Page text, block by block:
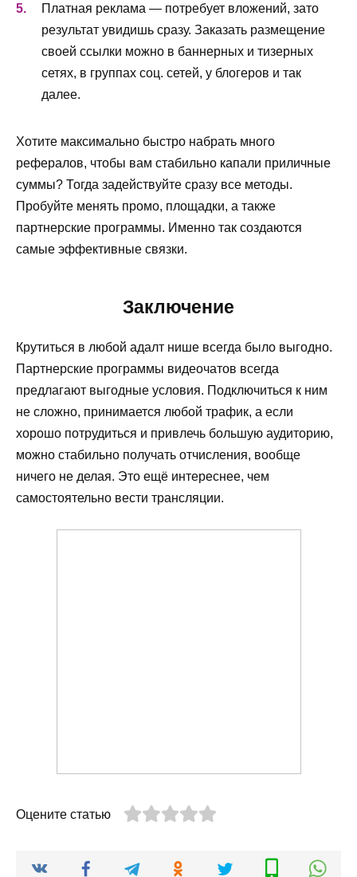
Платная реклама — потребует вложений, зато
результат увидишь сразу. Заказать размещение
своей ссылки можно в баннерных и тизерных
сетях, в группах соц. сетей, у блогеров и так
далее.
Хотите максимально быстро набрать много
рефералов, чтобы вам стабильно капали приличные
суммы? Тогда задействуйте сразу все методы.
Пробуйте менять промо, площадки, а также
партнерские программы. Именно так создаются
самые эффективные связки.
Заключение
Крутиться в любой адалт нише всегда было выгодно.
Партнерские программы видеочатов всегда
предлагают выгодные условия. Подключиться к ним
не сложно, принимается любой трафик, а если
хорошо потрудиться и привлечь большую аудиторию,
можно стабильно получать отчисления, вообще
ничего не делая. Это ещё интереснее, чем
самостоятельно вести трансляции.
Оцените статью